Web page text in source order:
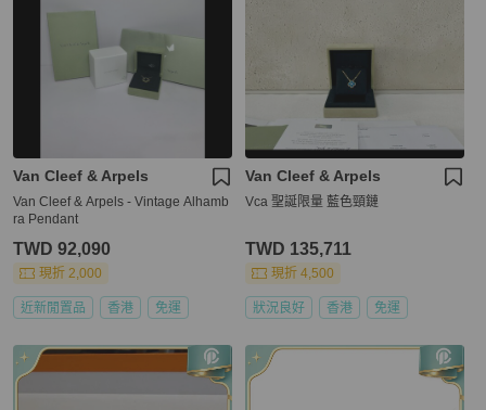
Van Cleef & Arpels
Van Cleef & Arpels - Vintage Alhamb
ra Pendant
TWD 92,090
現折 2,000
近新閒置品 香港 免運
Van Cleef & Arpels
Vca 聖誕限量 藍色頸鏈
TWD 135,711
現折 4,500
狀況良好 香港 免運